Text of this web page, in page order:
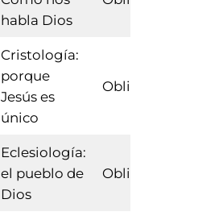
habla Dios
Cristología:
porque
Jesús es
único
Obligatoria
Eclesiología:
el pueblo de
Dios
Obligatoria